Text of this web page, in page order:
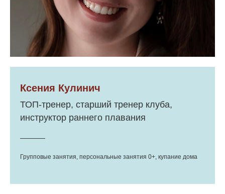
Ксения Кулинич
ТОП-тренер, старший тренер клуба,
инструктор раннего плавания
Групповые занятия, персональные занятия 0+, купание дома